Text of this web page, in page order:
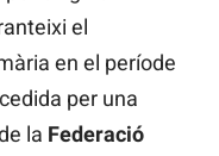
el
en el període
per una
la Federació